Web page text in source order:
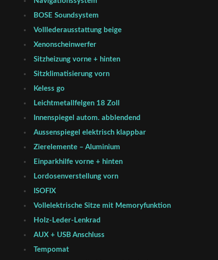
BOSE Soundsystem
Volllederausstattung beige
Xenonscheinwerfer
Sitzheizung vorne + hinten
Sitzklimatisierung vorn
Keless go
Leichtmetallfelgen 18 Zoll
Innenspiegel autom. abblendend
Aussenspiegel elektrisch klappbar
Zierelemente – Aluminium
Einparkhilfe vorne + hinten
Lordosenverstellung vorn
ISOFIX
Vollelektrische Sitze mit Memoryfunktion
Holz-Leder-Lenkrad
AUX + USB Anschluss
Tempomat